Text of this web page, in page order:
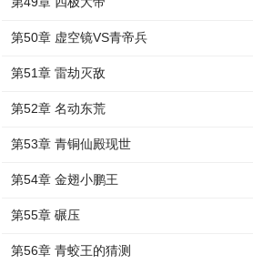
第50章 虚空镜VS青帝兵
第51章 雷劫灭敌
第52章 名动东荒
第53章 青铜仙殿现世
第54章 金翅小鹏王
第55章 碾压
第56章 青蛟王的猜测